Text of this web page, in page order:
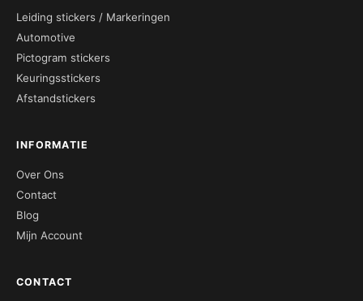
Leiding stickers / Markeringen
Automotive
Pictogram stickers
Keuringsstickers
Afstandstickers
INFORMATIE
Over Ons
Contact
Blog
Mijn Account
CONTACT